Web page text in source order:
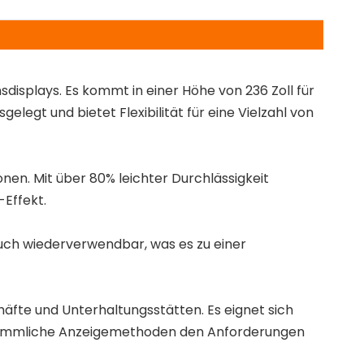
Es kommt in einer Höhe von 236 Zoll für
und bietet Flexibilität für eine Vielzahl von
Mit über 80% leichter Durchlässigkeit
Effekt.
wiederverwendbar, was es zu einer
und Unterhaltungsstätten. Es eignet sich
Anzeigemethoden den Anforderungen